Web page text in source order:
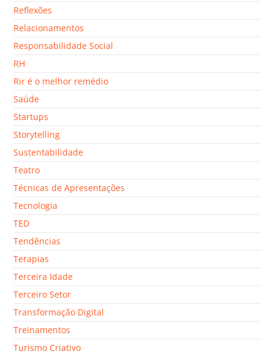
Reflexões
Relacionamentos
Responsabilidade Social
RH
Rir é o melhor remédio
Saúde
Startups
Storytelling
Sustentabilidade
Teatro
Técnicas de Apresentações
Tecnologia
TED
Tendências
Terapias
Terceira Idade
Terceiro Setor
Transformação Digital
Treinamentos
Turismo Criativo